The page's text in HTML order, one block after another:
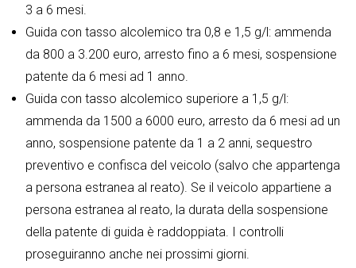
3 a 6 mesi.
Guida con tasso alcolemico tra 0,8 e 1,5 g/l: ammenda
da 800 a 3.200 euro, arresto fino a 6 mesi, sospensione
patente da 6 mesi ad 1 anno.
Guida con tasso alcolemico superiore a 1,5 g/l:
ammenda da 1500 a 6000 euro, arresto da 6 mesi ad un
anno, sospensione patente da 1 a 2 anni, sequestro
preventivo e confisca del veicolo (salvo che appartenga
a persona estranea al reato). Se il veicolo appartiene a
persona estranea al reato, la durata della sospensione
della patente di guida è raddoppiata. I controlli
proseguiranno anche nei prossimi giorni.